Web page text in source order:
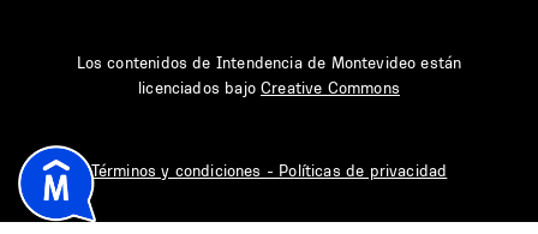
Los contenidos de Intendencia de Montevideo están
licenciados bajoCreative Commons
Términos y condiciones - Políticas de privacidad